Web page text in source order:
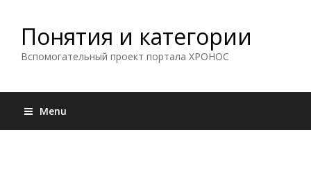
Понятия и категории
Вспомогательный проект портала ХРОНОС
Menu